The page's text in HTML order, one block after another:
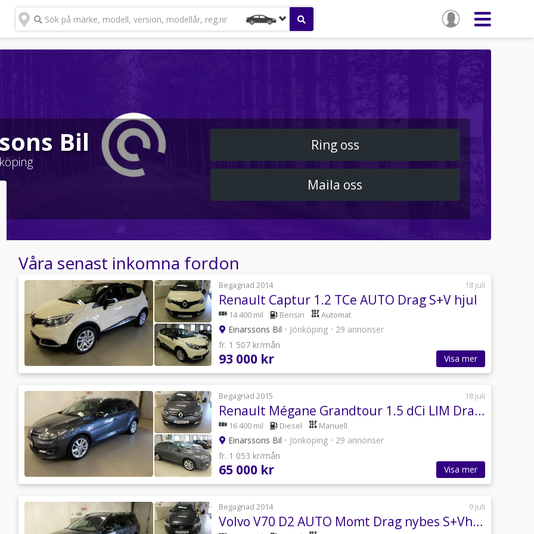
Sök på märke, modell, version, modellår, reg.nr
Bil Ring oss
Maila oss
Våra senast inkomna fordon
Begagnad 2014 18 juli
Renault Captur 1.2 TCe AUTO Drag S+V hjul
14 400 mil Bensin Automat
Einarssons Bil • Jönköping • 29 annonser
fr. 1 507 kr/mån
93 000 kr Visa mer
Begagnad 2015 18 juli
Renault Mégane Grandtour 1.5 dCi LIM Drag Nykamrem
16 400 mil Diesel Manuell
Einarssons Bil • Jönköping • 29 annonser
fr. 1 053 kr/mån
65 000 kr Visa mer
Begagnad 2014 9 juli
Volvo V70 D2 AUTO Momt Drag nybes S+Vhjul